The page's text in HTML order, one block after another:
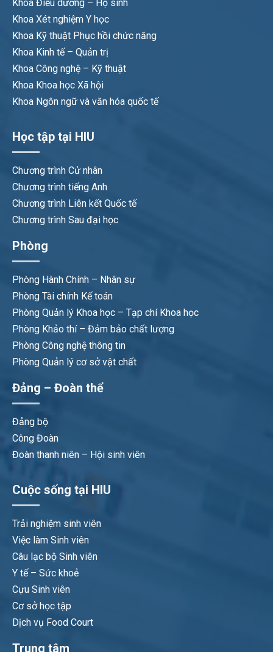
Khoa Điều dưỡng – Hộ sinh
Khoa Xét nghiệm Y học
Khoa Kỹ thuật Phục hồi chức năng
Khoa Kinh tế – Quản trị
Khoa Công nghệ – Kỹ thuật
Khoa Khoa học Xã hội
Khoa Ngôn ngữ và văn hóa quốc tế
Học tập tại HIU
Chương trình Cử nhân
Chương trình tiếng Anh
Chương trình Liên kết Quốc tế
Chương trình Sau đại học
Phòng
Phòng Hành Chính – Nhân sự
Phòng Tài chính Kế toán
Phòng Quản lý Khoa học – Tạp chí Khoa học
Phòng Khảo thí – Đảm bảo chất lượng
Phòng Công nghệ thông tin
Phòng Quản lý cơ sở vật chất
Đảng – Đoàn thể
Đảng bộ
Công Đoàn
Đoàn thanh niên – Hội sinh viên
Cuộc sống tại HIU
Trải nghiệm sinh viên
Việc làm Sinh viên
Câu lạc bộ Sinh viên
Y tế – Sức khoẻ
Cựu Sinh viên
Cơ sở học tập
Dịch vụ Food Court
Trung tâm